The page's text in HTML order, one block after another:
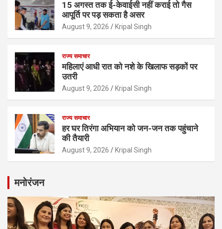
15 अगस्त तक ई-केवाईसी नहीं कराई तो गैस
आपूर्ति पर पड़ सकता है असर
August 9, 2026 Kripal Singh
राज्य समाचार
महिलाएं आधी रात को नशे के खिलाफ सड़कों पर
उतरी
August 9, 2026 Kripal Singh
राज्य समाचार
हर घर तिरंगा अभियान को जन-जन तक पहुंचाने
की तैयारी
August 9, 2026 Kripal Singh
मनोरंजन